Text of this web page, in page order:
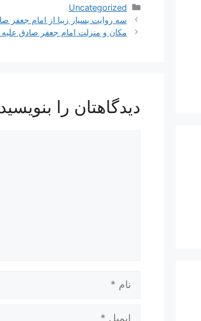
دسته‌ها
Uncategorized
ناوبری
نوشته‌ها
سه روایت بسیار زیبا از امام جعفر
مکان و منزلت امام جعفر صادق
دیدگاهتان را بنویسید